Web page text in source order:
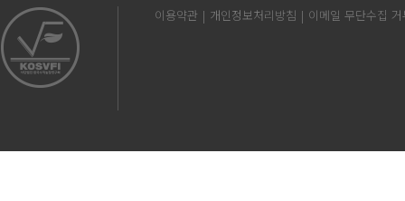
이용약관 개인정보처리방침 이메일 무단수집